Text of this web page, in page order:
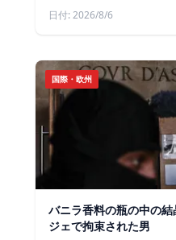
日付: 2026/8/6
国際・欧州
バニラ香料の瓶の中の
ジェで拘束された男